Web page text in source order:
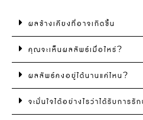
ผลข้างเคียงที่อาจเกิดขึ้น
คุณจะเห็นผลลัพธ์เมื่อไหร่?
ผลลัพธ์คงอยู่ได้นานแค่ไหน?
จะมั่นใจได้อย่างไรว่าได้รับการ